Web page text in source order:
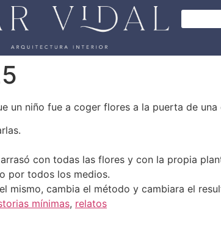
un niño fue a coger flores a la puerta de
con todas las flores y con la propia
por todos los medios.
mismo, cambia el método y cambiara el
mínimas, relatos